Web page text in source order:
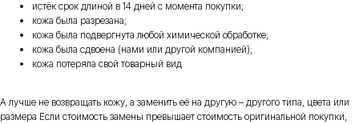
истёк срок длиной в 14 дней с момента покупки;
кожа была разрезана;
кожа была подвергнута любой химической обработке;
кожа была сдвоена (нами или другой компанией);
кожа потеряла свой товарный вид
А лучше не возвращать кожу, а заменить её на другую – другого типа, цвета или
размера Если стоимость замены превышает стоимость оригинальной покупки,